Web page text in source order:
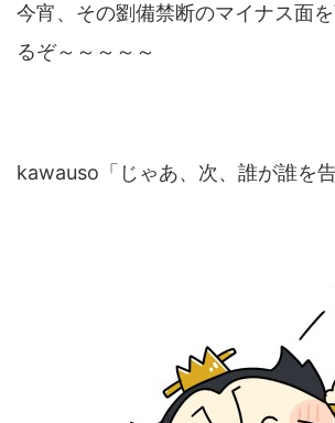
今宵、その劉備禁断のマイナス面
るぞ～～～～～
kawauso「じゃあ、次、誰が誰を告